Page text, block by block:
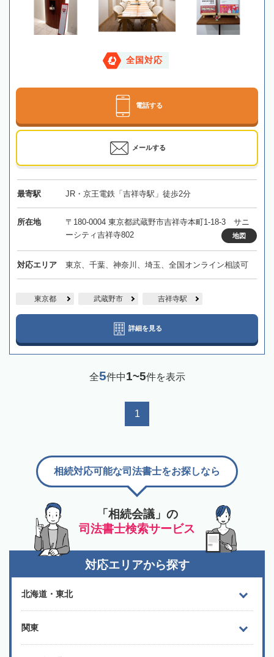
全国対応
電話する
メールする
最寄駅 JR・京王電鉄「吉祥寺駅」徒歩2分
所在地
〒180-0004 東京都武蔵野市吉祥寺本町1-18-3 サニ
ーシティ吉祥寺802
地図
対応エリア 東京、千葉、神奈川、埼玉、全国オンライン相談可
東京都 武蔵野市 吉祥寺駅
詳細を見る
全5件中1~5件を表示
1
「相続会議」の
司法書士検索サービス
相続対応可能な司法書士をお探しなら
対応エリアから探す
北海道・東北
関東